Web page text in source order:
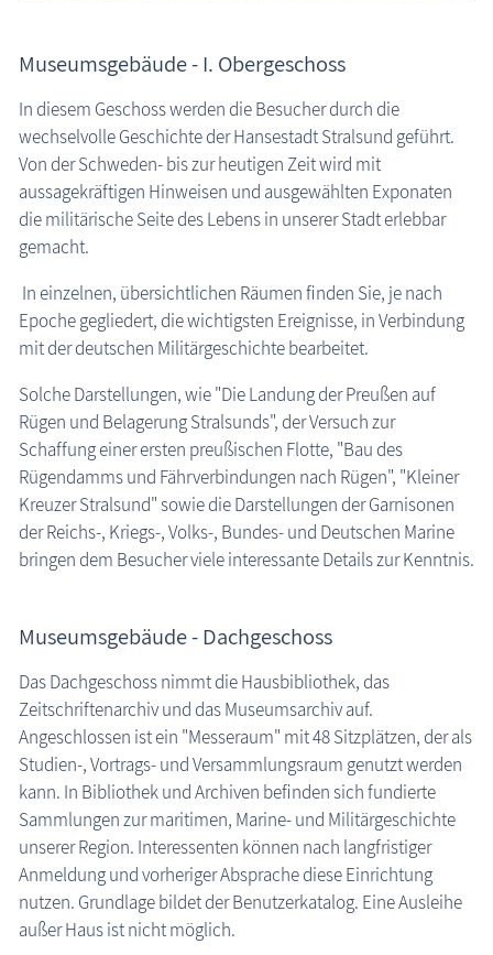
Museumsgebäude - I. Obergeschoss
In diesem Geschoss werden die Besucher durch die
wechselvolle Geschichte der Hansestadt Stralsund geführt.
Von der Schweden- bis zur heutigen Zeit wird mit
aussagekräftigen Hinweisen und ausgewählten Exponaten
die militärische Seite des Lebens in unserer Stadt erlebbar
gemacht.
In einzelnen, übersichtlichen Räumen finden Sie, je nach
Epoche gegliedert, die wichtigsten Ereignisse, in Verbindung
mit der deutschen Militärgeschichte bearbeitet.
Solche Darstellungen, wie "Die Landung der Preußen auf
Rügen und Belagerung Stralsunds", der Versuch zur
Schaffung einer ersten preußischen Flotte, "Bau des
Rügendamms und Fährverbindungen nach Rügen", "Kleiner
Kreuzer Stralsund" sowie die Darstellungen der Garnisonen
der Reichs-, Kriegs-, Volks-, Bundes- und Deutschen Marine
bringen dem Besucher viele interessante Details zur Kenntnis.
Museumsgebäude - Dachgeschoss
Das Dachgeschoss nimmt die Hausbibliothek, das
Zeitschriftenarchiv und das Museumsarchiv auf.
Angeschlossen ist ein "Messeraum" mit 48 Sitzplätzen, der als
Studien-, Vortrags- und Versammlungsraum genutzt werden
kann. In Bibliothek und Archiven befinden sich fundierte
Sammlungen zur maritimen, Marine- und Militärgeschichte
unserer Region. Interessenten können nach langfristiger
Anmeldung und vorheriger Absprache diese Einrichtung
nutzen. Grundlage bildet der Benutzerkatalog. Eine Ausleihe
außer Haus ist nicht möglich.